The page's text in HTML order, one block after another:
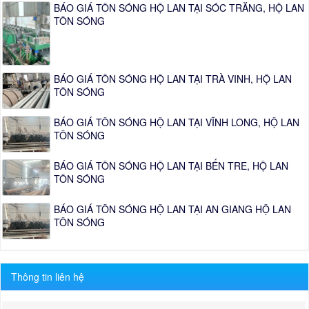
BÁO GIÁ TÔN SÓNG HỘ LAN TẠI SÓC TRĂNG, HỘ LAN
TÔN SÓNG
BÁO GIÁ TÔN SÓNG HỘ LAN TẠI TRÀ VINH, HỘ LAN
TÔN SÓNG
BÁO GIÁ TÔN SÓNG HỘ LAN TẠI VĨNH LONG, HỘ LAN
TÔN SÓNG
BÁO GIÁ TÔN SÓNG HỘ LAN TẠI BẾN TRE, HỘ LAN
TÔN SÓNG
BÁO GIÁ TÔN SÓNG HỘ LAN TẠI AN GIANG HỘ LAN
TÔN SÓNG
Thông tin liên hệ